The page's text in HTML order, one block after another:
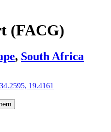
(FACG)
, South Africa
19.4161